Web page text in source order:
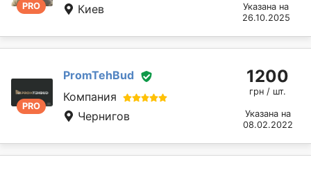
PRO
Киев
Указана на
26.10.2025
PRO
PromTehBud
Компания
Чернигов
1200
грн / шт.
Указана на
08.02.2022